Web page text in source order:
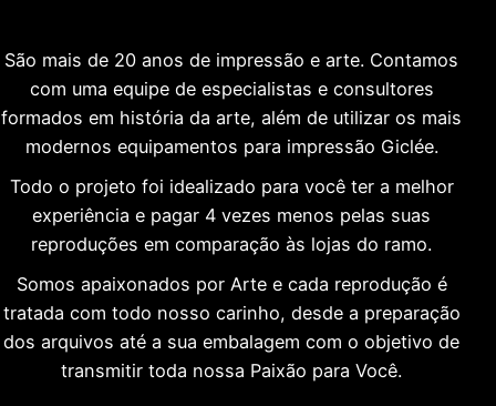
São mais de 20 anos de impressão e arte. Contamos
com uma equipe de especialistas e consultores
formados em história da arte, além de utilizar os mais
modernos equipamentos para impressão Giclée.
Todo o projeto foi idealizado para você ter a melhor
experiência e pagar 4 vezes menos pelas suas
reproduções em comparação às lojas do ramo.
Somos apaixonados por Arte e cada reprodução é
tratada com todo nosso carinho, desde a preparação
dos arquivos até a sua embalagem com o objetivo de
transmitir toda nossa Paixão para Você.